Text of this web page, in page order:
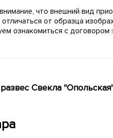
что внешний вид
отличаться от образца
ознакомиться с договором
Свекла